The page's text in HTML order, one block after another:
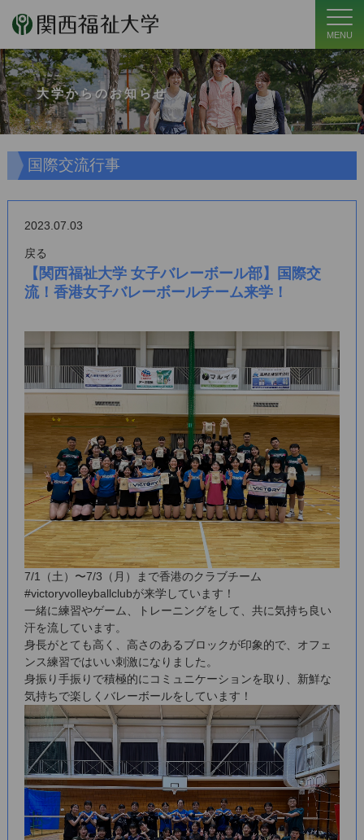
MENU
大学からのお知らせ
国際交流行事
2023.07.03
戻る
【関西福祉大学 女子バレーボール部】国際交
流！香港女子バレーボールチーム来学！
7/1（土）〜7/3（月）まで香港のクラブチーム
#victoryvolleyballclubが来学しています！
一緒に練習やゲーム、トレーニングをして、共に気持ち良い
汗を流しています。
身長がとても高く、高さのあるブロックが印象的で、オフェ
ンス練習ではいい刺激になりました。
身振り手振りで積極的にコミュニケーションを取り、新鮮な
気持ちで楽しくバレーボールをしています！